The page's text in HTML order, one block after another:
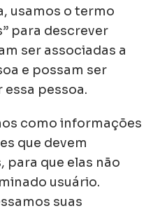
usamos o termo
para descrever
ser associadas a
e possam ser
pessoa.
como informações
que devem
para que elas não
usuário.
suas